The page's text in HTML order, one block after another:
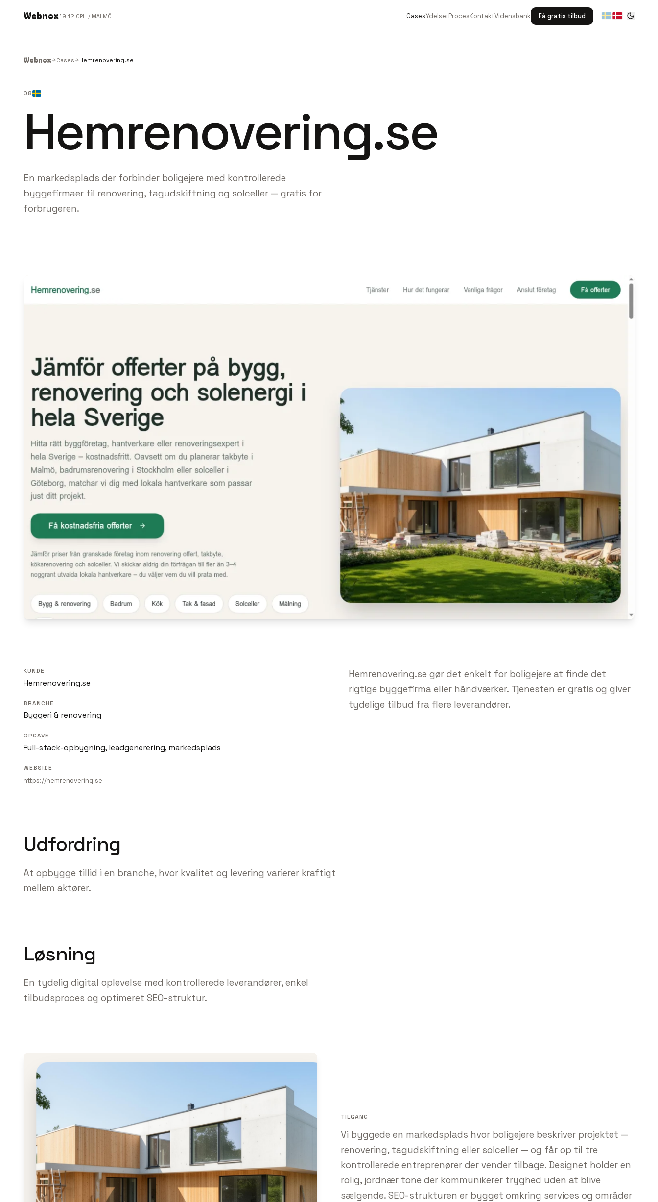
Webnox19 12 CPH / MALMÖ CasesYdelserProcesKontaktVidensbank Få gratis tilbud
Webnox Cases Hemrenovering.se
08
Hemrenovering.se
En markedsplads der forbinder boligejere med kontrollerede
byggefirmaer til renovering, tagudskiftning og solceller — gratis for
forbrugeren.
KUNDE
Hemrenovering.se
BRANCHE
Byggeri & renovering
OPGAVE
Full-stack-opbygning, leadgenerering, markedsplads
WEBSIDE
https://hemrenovering.se
Hemrenovering.se gør det enkelt for boligejere at finde det
rigtige byggefirma eller håndværker. Tjenesten er gratis og giver
tydelige tilbud fra flere leverandører.
Udfordring
At opbygge tillid i en branche, hvor kvalitet og levering varierer kraftigt
mellem aktører.
Løsning
En tydelig digital oplevelse med kontrollerede leverandører, enkel
tilbudsproces og optimeret SEO-struktur.
TILGANG
Vi byggede en markedsplads hvor boligejere beskriver projektet —
renovering, tagudskiftning eller solceller — og får op til tre
kontrollerede entreprenører der vender tilbage. Designet holder en
rolig, jordnær tone der kommunikerer tryghed uden at blive
sælgende. SEO-strukturen er bygget omkring services og områder